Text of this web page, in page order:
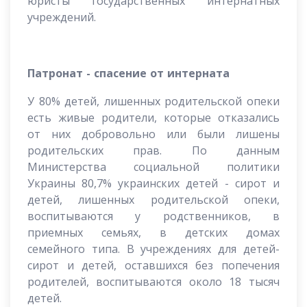
учреждений.
Патронат - спасение от интерната
У 80% детей, лишенных родительской опеки
есть живые родители, которые отказались
от них добровольно или были лишены
родительских прав. По данным
Министерства социальной политики
Украины 80,7% украинских детей - сирот и
детей, лишенных родительской опеки,
воспитываются у родственников, в
приемных семьях, в детских домах
семейного типа. В учреждениях для детей-
сирот и детей, оставшихся без попечения
родителей, воспитываются около 18 тысяч
детей.